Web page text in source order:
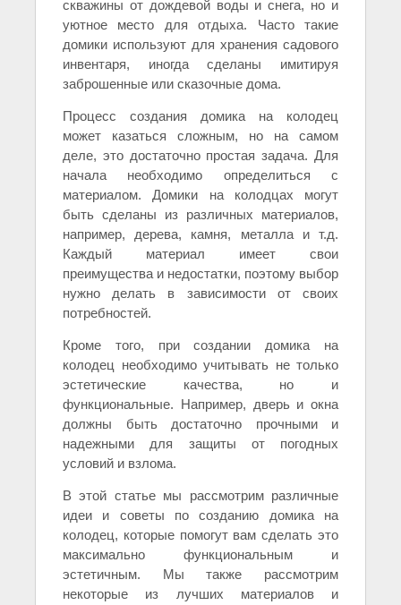
скважины от дождевой воды и снега, но и
уютное место для отдыха. Часто такие
домики используют для хранения садового
инвентаря, иногда сделаны имитируя
заброшенные или сказочные дома.
Процесс создания домика на колодец
может казаться сложным, но на самом
деле, это достаточно простая задача. Для
начала необходимо определиться с
материалом. Домики на колодцах могут
быть сделаны из различных материалов,
например, дерева, камня, металла и т.д.
Каждый материал имеет свои
преимущества и недостатки, поэтому выбор
нужно делать в зависимости от своих
потребностей.
Кроме того, при создании домика на
колодец необходимо учитывать не только
эстетические качества, но и
функциональные. Например, дверь и окна
должны быть достаточно прочными и
надежными для защиты от погодных
условий и взлома.
В этой статье мы рассмотрим различные
идеи и советы по созданию домика на
колодец, которые помогут вам сделать это
максимально функциональным и
эстетичным. Мы также рассмотрим
некоторые из лучших материалов и